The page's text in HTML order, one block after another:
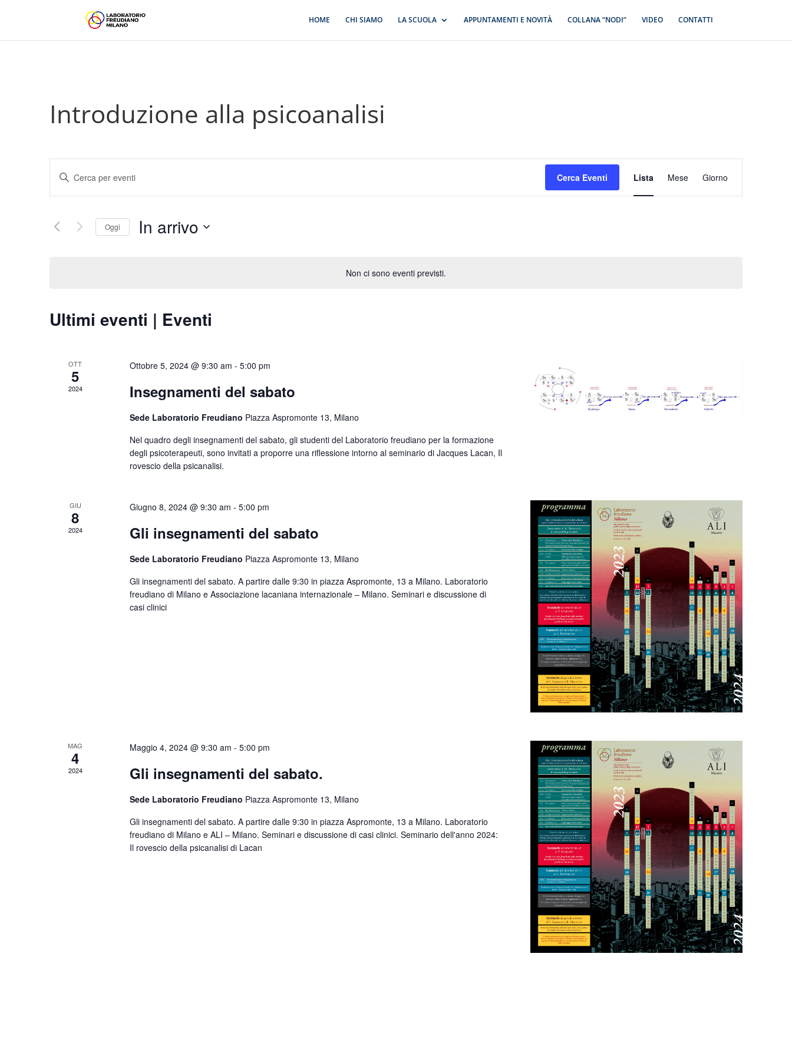
HOME CHI SIAMO LA SCUOLA APPUNTAMENTI E NOVITÀ COLLANA “NODI” VIDEO CONTATTI
Non ci sono eventi previsti.
Introduzione alla psicoanalisi
Eventi
Ricerca
e
Navigazione
Inserisci
Parola
Chiave.
Eventi
Cerca Eventi
Evento
Viste
Navigazione
Lista Mese Giorno
Oggi In arrivo
Ultimi eventi | Eventi
OTT
5
2024
Ottobre 5, 2024 @ 9:30 am - 5:00 pm
Insegnamenti del sabato
Sede Laboratorio Freudiano Piazza Aspromonte 13, Milano
Nel quadro degli insegnamenti del sabato, gli studenti del Laboratorio freudiano per la formazione
degli psicoterapeuti, sono invitati a proporre una riflessione intorno al seminario di Jacques Lacan, Il
rovescio della psicanalisi.
GIU
8
2024
Giugno 8, 2024 @ 9:30 am - 5:00 pm
Gli insegnamenti del sabato
Sede Laboratorio Freudiano Piazza Aspromonte 13, Milano
Gli insegnamenti del sabato. A partire dalle 9:30 in piazza Aspromonte, 13 a Milano. Laboratorio
freudiano di Milano e Associazione lacaniana internazionale – Milano. Seminari e discussione di
casi clinici
MAG
4
2024
Maggio 4, 2024 @ 9:30 am - 5:00 pm
Gli insegnamenti del sabato.
Sede Laboratorio Freudiano Piazza Aspromonte 13, Milano
Gli insegnamenti del sabato. A partire dalle 9:30 in piazza Aspromonte, 13 a Milano. Laboratorio
freudiano di Milano e ALI – Milano. Seminari e discussione di casi clinici. Seminario dell'anno 2024:
Il rovescio della psicanalisi di Lacan